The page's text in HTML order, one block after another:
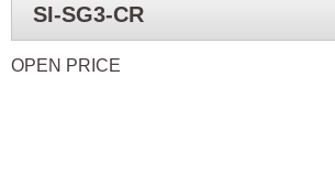
SI-SG3-CR
OPEN PRICE